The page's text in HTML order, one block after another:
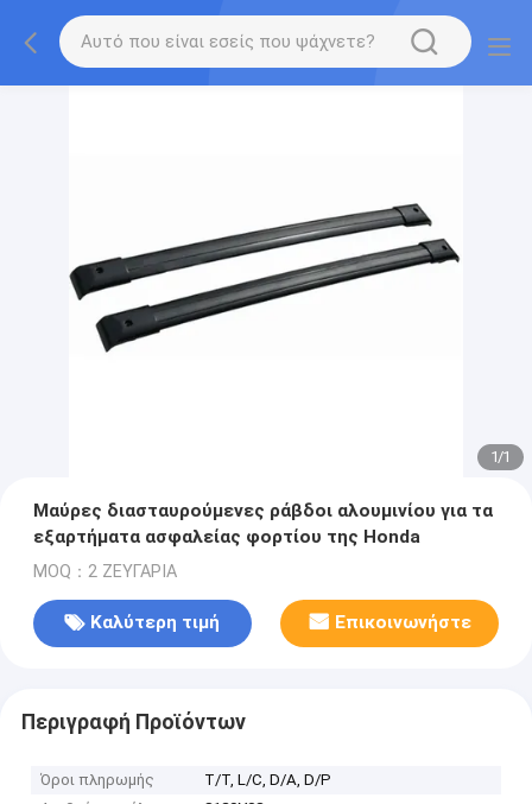
1/1
Μαύρες διασταυρούμενες ράβδοι αλουμινίου για τα
εξαρτήματα ασφαλείας φορτίου της Honda
MOQ：2 ΖΕΥΓΑΡΙΑ
Καλύτερη τιμή Επικοινωνήστε
Περιγραφή Προϊόντων
Όροι πληρωμής
Τ/Τ, L/C, D/A, D/P